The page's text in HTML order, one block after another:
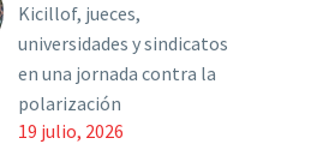
Kicillof, jueces,
universidades y sindicatos
en una jornada contra la
polarización
19 julio, 2026